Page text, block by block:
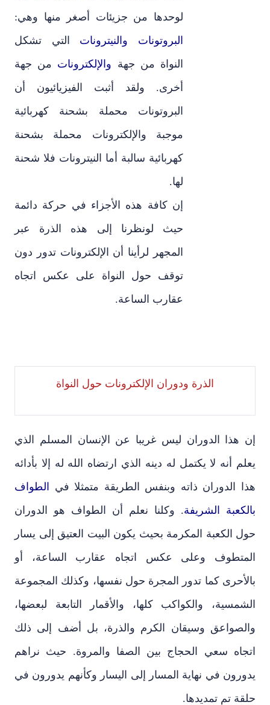
لوحدها من جزيئات أصغر منها وهي:
البروتونات والنيترونات التي تشكل
النواة من جهة والإلكترونات من جهة
أخرى. ولقد أثبت الفيزيائيون أن
البروتونات محملة بشحنة كهربائية
موجبة والإلكترونات محملة بشحنة
كهربائية سالبة أما النيترونات فلا شحنة
لها.
إن كافة هذه الأجزاء في حركة دائمة
حيث لونظرنا إلى هذه الذرة عبر
المجهر لرأينا أن الإلكترونات تدور دون
توقف حول النواة على عكس اتجاه
عقارب الساعة.
الذرة ودوران الإلكترونات حول النواة
إن هذا الدوران ليس غريبا عن الإنسان المسلم الذي
يعلم أنه لا يكتمل له دينه الذي ارتضاه الله له إلا بأدائه
هذا الدوران ذاته وبنفس الطريقة متمثلا في
الطواف
بالكعبة الشريفة. وكلنا نعلم أن الطواف هو الدوران
حول الكعبة المكرمة بحيث يكون البيت العتيق إلى يسار
المتطوف وعلى عكس اتجاه عقارب الساعة، أو
بالأحرى كما تدور المجرة حول نفسها، وكذلك المجموعة
الشمسية، والكواكب كلها، والأقمار التابعة لبعضها،
والصواعق وسيقان الكرم والذرة، بل أضف إلى ذلك
اتجاه سعي الحجاج بين الصفا والمروة. حيث نراهم
يدورون في نهاية المسار إلى اليسار وكأنهم يدورون في
حلقة تم تمديدها.